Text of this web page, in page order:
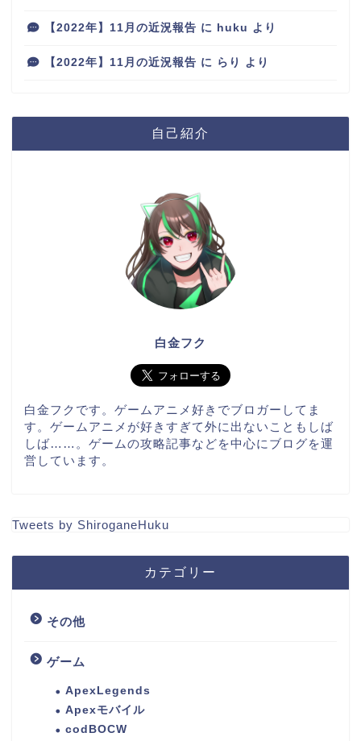
【2022年】11月の近況報告 に huku より
【2022年】11月の近況報告 に らり より
自己紹介
白金フク
白金フクです。ゲームアニメ好きでブロガーしてま
す。ゲームアニメが好きすぎて外に出ないこともしば
しば……。ゲームの攻略記事などを中心にブログを運
営しています。
Tweets by ShiroganeHuku
カテゴリー
その他
ゲーム
ApexLegends
Apexモバイル
codBOCW